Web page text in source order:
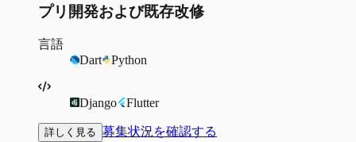
プリ開発および既存改修
言語
Dart
Python
Django Flutter
詳しく見る 募集状況を確認する